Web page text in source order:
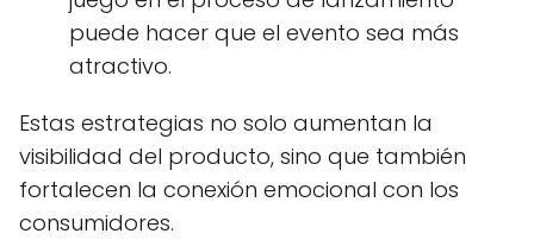
puede hacer que el evento sea más
atractivo.
Estas estrategias no solo aumentan la
visibilidad del producto, sino que también
fortalecen la conexión emocional con los
consumidores.